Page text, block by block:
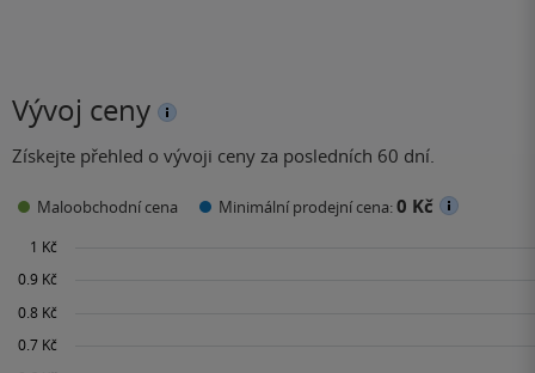
Vývoj ceny
Získejte přehled o vývoji ceny za posledních 60 dní.
Maloobchodní cena Minimální prodejní cena:0 Kč